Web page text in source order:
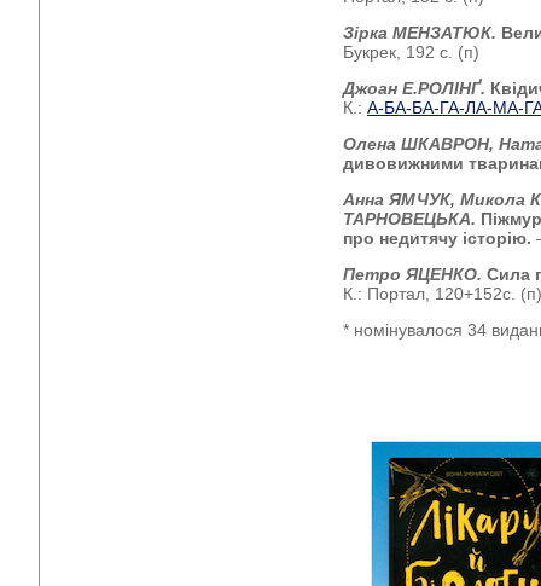
Зірка МЕНЗАТЮК.
Букрек, 192 с. (п)
Джоан Е.РОЛІНҐ.
К.: А-БА-БА-ГА-ЛА-МА-
Олена ШКАВРОН,
дивовижними
Анна ЯМЧУК, Микола
ТАРНОВЕЦЬКА.
про недитячу історію.
Петро ЯЦЕНКО. Сила
К.: Портал, 120+152с. (п)
* номінувалося 34